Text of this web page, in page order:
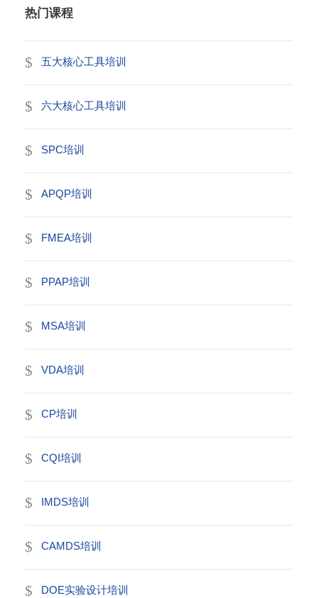
热门课程
五大核心工具培训
六大核心工具培训
SPC培训
APQP培训
FMEA培训
PPAP培训
MSA培训
VDA培训
CP培训
CQI培训
IMDS培训
CAMDS培训
DOE实验设计培训